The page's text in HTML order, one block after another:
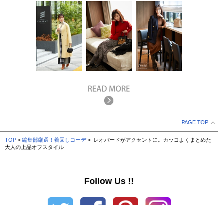
PAGE TOP
TOP > 編集部厳選！着回しコーデ > レオパードがアクセントに。カッコよくまとめた
大人の上品オフスタイル
Follow Us !!